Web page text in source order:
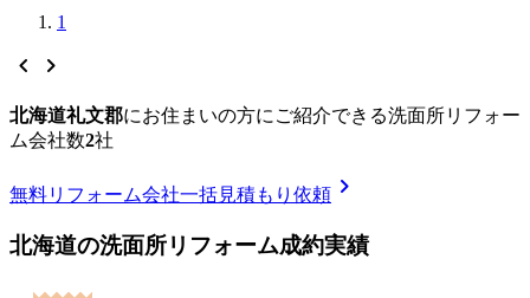
1
chevron_left chevron_right
北海道礼文郡にお住まいの方にご紹介できる洗面所リフォー
ム会社数2社
無料リフォーム会社一括見積もり依頼 chevron_right
北海道の洗面所リフォーム成約実績